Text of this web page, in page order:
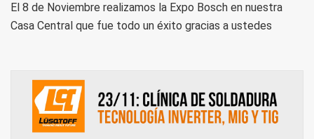
El 8 de Noviembre realizamos la Expo Bosch en nuestra
Casa Central que fue todo un éxito gracias a ustedes